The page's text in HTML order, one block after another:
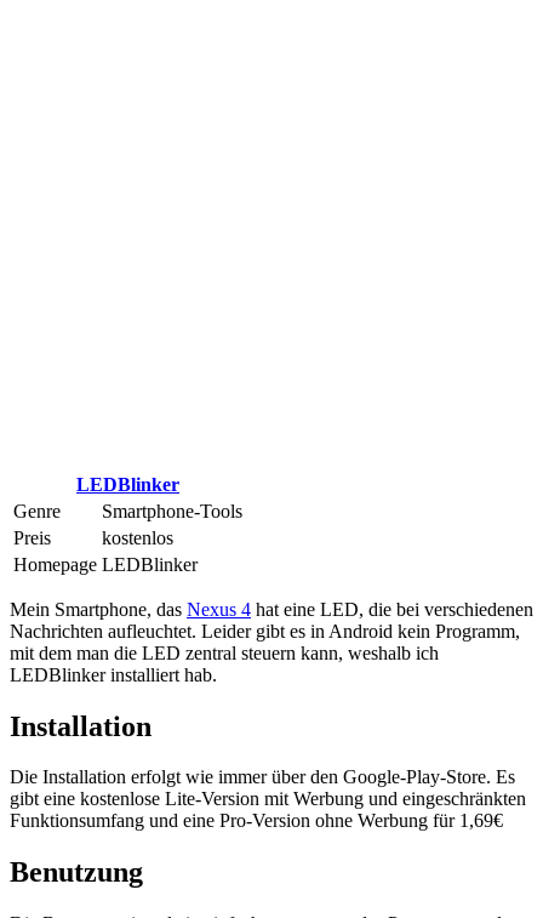
LEDBlinker
Genre
Smartphone-Tools
Preis
kostenlos
Homepage LEDBlinker
Mein Smartphone, das Nexus 4 hat eine LED, die bei verschiedenen
Nachrichten aufleuchtet. Leider gibt es in Android kein Programm,
mit dem man die LED zentral steuern kann, weshalb ich
LEDBlinker installiert hab.
Installation
Die Installation erfolgt wie immer über den Google-Play-Store. Es
gibt eine kostenlose Lite-Version mit Werbung und eingeschränkten
Funktionsumfang und eine Pro-Version ohne Werbung für 1,69€
Benutzung